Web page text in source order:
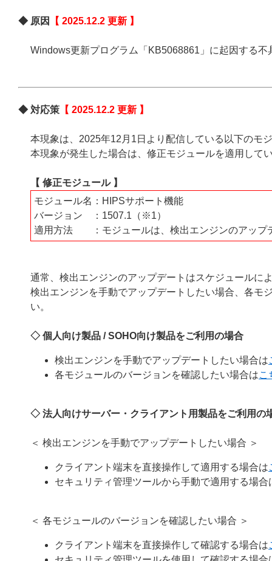
◆ 原因 【 2025.12.2 更新 】
Windows更新プログラム「KB5068861」に起因する
◆ 対応策 【 2025.12.2 更新 】
本現象は、2025年12月1日より配信している以下のモ
本現象が発生した場合は、修正モジュールを適用して
【 修正モジュール 】
モジュール名：HIPSサポート機能
バージョン ：1507.1（※1）
適用方法 ：モジュールは、検出エンジンのアップ
通常、検出エンジンのアップデートはスケジュールに
検出エンジンを手動でアップデートしたい場合、各モ
い。
◇ 個人向け製品 / SOHO向け製品をご利用の場合
検出エンジンを手動でアップデートしたい場合は
各モジュールのバージョンを確認したい場合はこ
◇ 法人向けサーバー・クライアント用製品をご利用の
＜ 検出エンジンを手動でアップデートしたい場合 ＞
クライアント端末を直接操作して適用する場合は
セキュリティ管理ツールから手動で適用する場合
＜ 各モジュールのバージョンを確認したい場合 ＞
クライアント端末を直接操作して確認する場合は